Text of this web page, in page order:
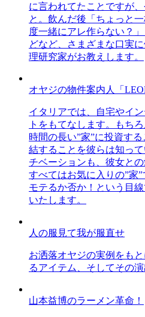
に言われてたことですが
と。飲んだ後「ちょっと
度一緒にアレ作らない？
どなど、さまざまな口実
理研究家がお教えします。
オヤジの物件案内人「
イタリアでは、自宅やイ
トをもてなします。もち
時間の長い”家”に投資す
結することを彼らは知っ
チベーションも、彼女と
すべてはお気に入りの”家
モテるか否か！という目
いたします。
人の服見て我が服直せ
お洒落オヤジの実例をも
るアイテム、そしてその
山本益博のラーメン革命！